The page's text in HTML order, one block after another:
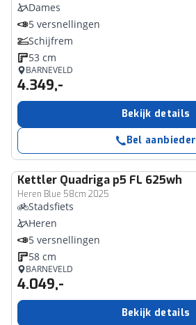
Dames
5 versnellingen
Schijfrem
53 cm
BARNEVELD
4.349,-
Bekijk details
Bel aanbieder
Kettler Quadriga p5 FL 625wh
Heren Blue 58cm 2025
Stadsfiets
Heren
5 versnellingen
58 cm
BARNEVELD
4.049,-
Bekijk details